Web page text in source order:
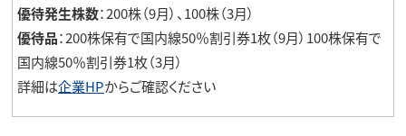
優待発生株数：200株（9月）、100株（3月）
優待品：200株保有で国内線50％割引券1枚（9月）100株保有で
国内線50％割引券1枚（3月）
詳細は企業HPからご確認ください